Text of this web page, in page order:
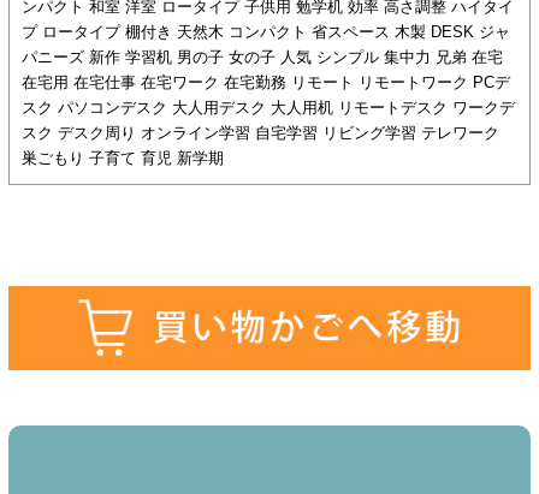
ンパクト 和室 洋室 ロータイプ 子供用 勉学机 効率 高さ調整 ハイタイ
プ ロータイプ 棚付き 天然木 コンパクト 省スペース 木製 DESK ジャ
パニーズ 新作 学習机 男の子 女の子 人気 シンプル 集中力 兄弟 在宅
在宅用 在宅仕事 在宅ワーク 在宅勤務 リモート リモートワーク PCデ
スク パソコンデスク 大人用デスク 大人用机 リモートデスク ワークデ
スク デスク周り オンライン学習 自宅学習 リビング学習 テレワーク
巣ごもり 子育て 育児 新学期